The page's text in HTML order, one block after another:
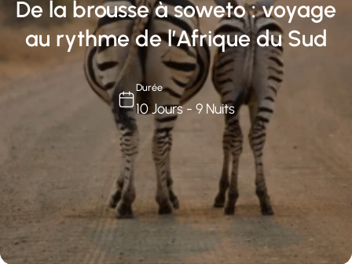
De la brousse à soweto : voyage
au rythme de l’Afrique du Sud
Durée
10 Jours - 9 Nuits